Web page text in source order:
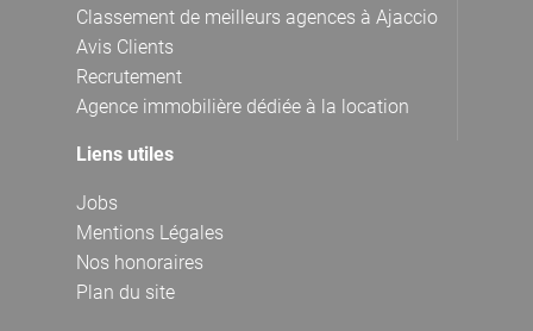
Classement de meilleurs agences à Ajaccio
Avis Clients
Recrutement
Agence immobilière dédiée à la location
Liens utiles
Jobs
Mentions Légales
Nos honoraires
Plan du site